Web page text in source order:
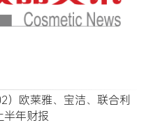
）欧莱雅、宝洁、联合利
半年财报